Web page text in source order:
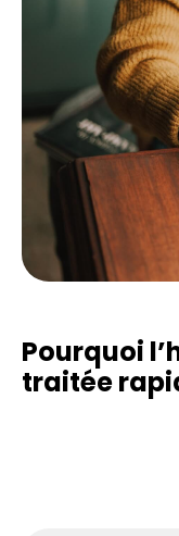
Pourquoi
traitée